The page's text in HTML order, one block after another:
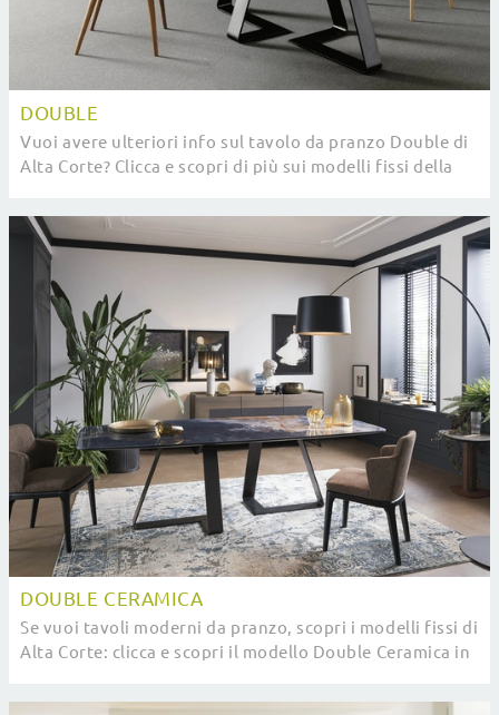
DOUBLE
Vuoi avere ulteriori info sul tavolo da pranzo Double di
Alta Corte? Clicca e scopri di più sui modelli fissi della
DOUBLE CERAMICA
Se vuoi tavoli moderni da pranzo, scopri i modelli fissi di
Alta Corte: clicca e scopri il modello Double Ceramica in